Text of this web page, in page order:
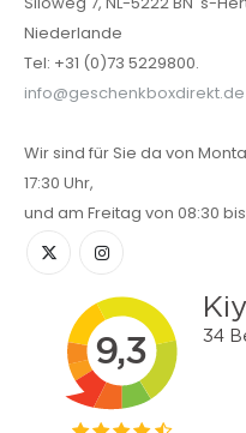
Niederlande
Tel: +31 (0)73 5229800.
info@geschenkboxdirekt.de
Wir sind für Sie da von
17:30 Uhr,
und am Freitag von 08:30 bis